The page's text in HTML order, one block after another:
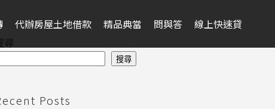
代辦房屋土地借款 精品典當 問與答 線上快速貸
尋
搜尋
Posts